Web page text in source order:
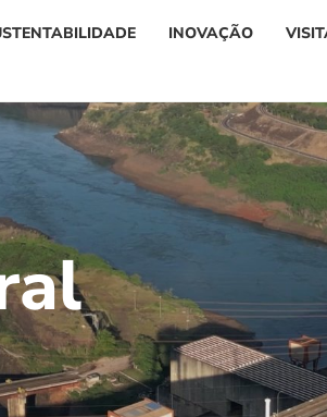
INOVAÇÃO
al